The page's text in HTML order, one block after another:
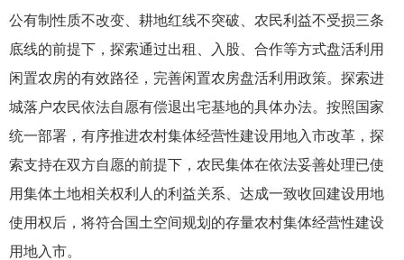
公有制性质不改变、耕地红线不突破、农民利益不受损三条
底线的前提下，探索通过出租、入股、合作等方式盘活利用
闲置农房的有效路径，完善闲置农房盘活利用政策。探索进
城落户农民依法自愿有偿退出宅基地的具体办法。按照国家
统一部署，有序推进农村集体经营性建设用地入市改革，探
索支持在双方自愿的前提下，农民集体在依法妥善处理已使
用集体土地相关权利人的利益关系、达成一致收回建设用地
使用权后，将符合国土空间规划的存量农村集体经营性建设
用地入市。